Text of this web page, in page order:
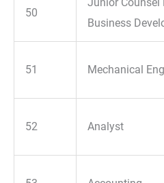
50
Business
51 Mechanical
52 Analyst